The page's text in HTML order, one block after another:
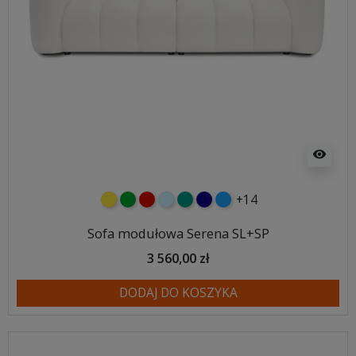
visibility
żółtyzielonyczerwony
błękitnyturkusowy
granatowy
niebieski
+14
Sofa modułowa Serena SL+SP
3 560,00 zł
DODAJ DO KOSZYKA